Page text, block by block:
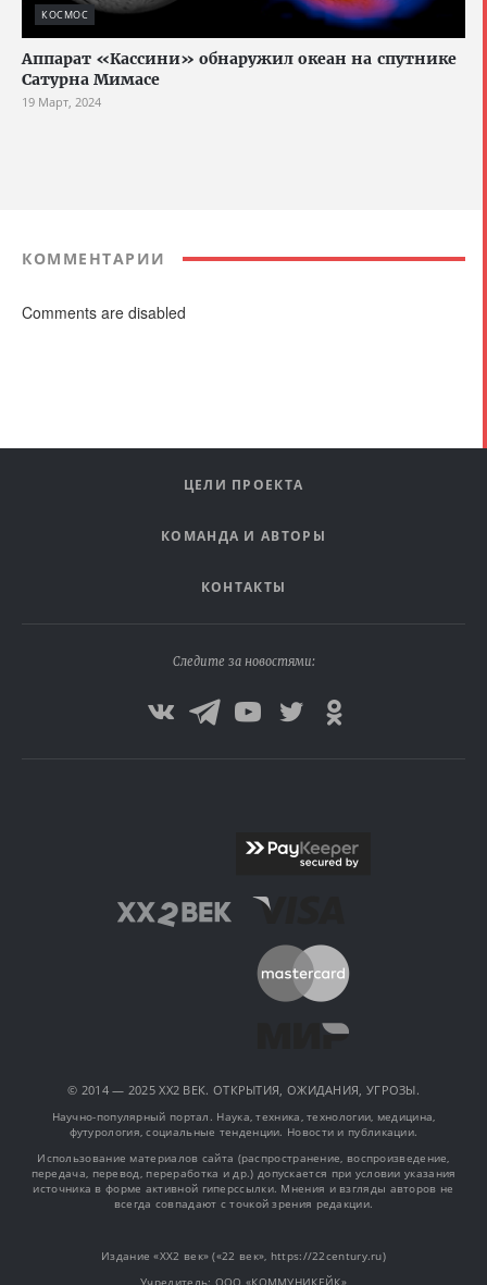
КОСМОС
Аппарат «Кассини» обнаружил океан на спутнике
Сатурна Мимасе
19 Март, 2024
КОММЕНТАРИИ
Comments are disabled
ЦЕЛИ ПРОЕКТА
КОМАНДА И АВТОРЫ
КОНТАКТЫ
Следите за новостями:
© 2014 — 2025 XX2 ВЕК. ОТКРЫТИЯ, ОЖИДАНИЯ, УГРОЗЫ.
Научно-популярный портал. Наука, техника, технологии, медицина,
футурология, социальные тенденции. Новости и публикации.
Использование материалов сайта (распространение, воспроизведение,
передача, перевод, переработка и др.) допускается при условии указания
источника в форме активной гиперссылки. Мнения и взгляды авторов не
всегда совпадают с точкой зрения редакции.
Издание «XX2 век» («22 век», https://22century.ru)
Учредитель: OOO «КОММУНИКЕЙК»